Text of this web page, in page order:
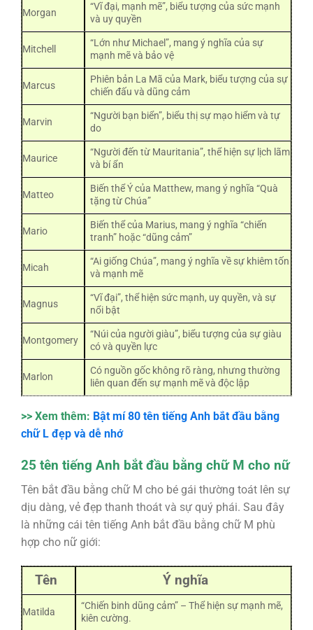
Morgan
“Vĩ đại, mạnh mẽ”, biểu tượng của sức mạnh
và uy quyền
Mitchell
“Lớn như Michael”, mang ý nghĩa của sự
mạnh mẽ và bảo vệ
Marcus
Phiên bản La Mã của Mark, biểu tượng của sự
chiến đấu và dũng cảm
Marvin
“Người bạn biển”, biểu thị sự mạo hiểm và tự
do
Maurice
“Người đến từ Mauritania”, thể hiện sự lịch lãm
và bí ẩn
Matteo
Biến thể Ý của Matthew, mang ý nghĩa “Quà
tặng từ Chúa”
Mario
Biến thể của Marius, mang ý nghĩa “chiến
tranh” hoặc “dũng cảm”
Micah
“Ai giống Chúa”, mang ý nghĩa về sự khiêm tốn
và mạnh mẽ
Magnus
“Vĩ đại”, thể hiện sức mạnh, uy quyền, và sự
nổi bật
Montgomery
“Núi của người giàu”, biểu tượng của sự giàu
có và quyền lực
Marlon
Có nguồn gốc không rõ ràng, nhưng thường
liên quan đến sự mạnh mẽ và độc lập
>> Xem thêm: Bật mí 80 tên tiếng Anh bắt đầu bằng
chữ L đẹp và dễ nhớ
25 tên tiếng Anh bắt đầu bằng chữ M cho nữ
Tên bắt đầu bằng chữ M cho bé gái thường toát lên sự
dịu dàng, vẻ đẹp thanh thoát và sự quý phái. Sau đây
là những cái tên tiếng Anh bắt đầu bằng chữ M phù
hợp cho nữ giới:
Tên Ý nghĩa
Matilda
“Chiến binh dũng cảm” – Thể hiện sự mạnh mẽ,
kiên cường.